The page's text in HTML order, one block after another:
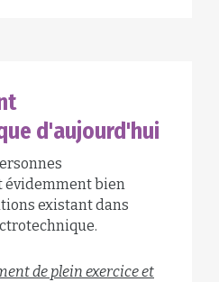
d'aujourd'hui
évidemment bien
existant dans
de plein exercice et